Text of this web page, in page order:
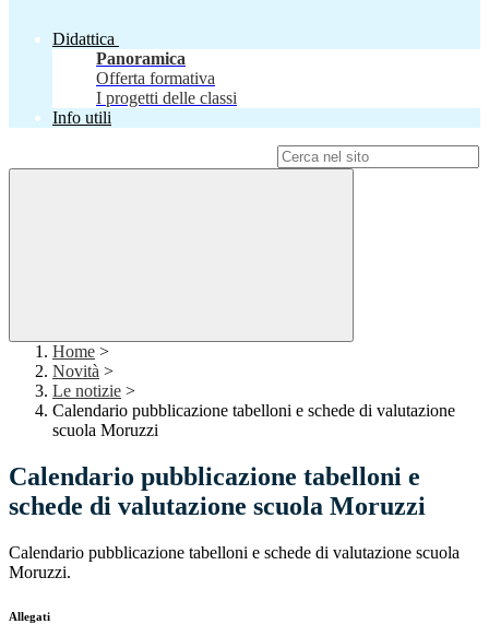
Didattica
Panoramica
Offerta formativa
I progetti delle classi
Info utili
Home >
Novità >
Le notizie >
Calendario pubblicazione tabelloni e schede di valutazione
scuola Moruzzi
Calendario pubblicazione tabelloni e
schede di valutazione scuola Moruzzi
Calendario pubblicazione tabelloni e schede di valutazione scuola
Moruzzi.
Allegati